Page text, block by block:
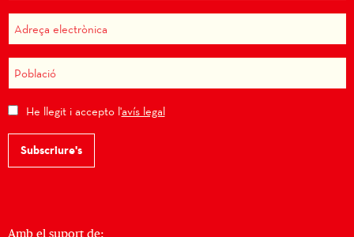
He llegit i accepto l'avís legal
Subscriure's
Amb el suport de: